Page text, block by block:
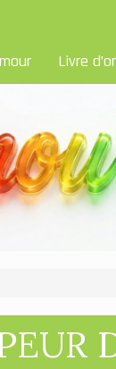
Livre d’or